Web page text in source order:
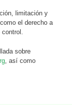
limitación y
el derecho a
control.
sobre
, así como